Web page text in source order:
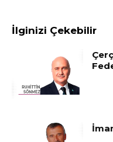
İlginizi Çekebilir